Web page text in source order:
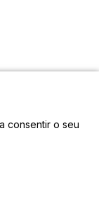
consentir o seu